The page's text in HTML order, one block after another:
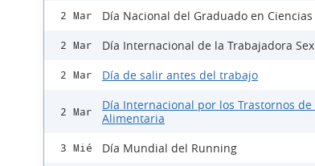
2 Mar Día Nacional del Graduado en Ciencias
2 Mar Día Internacional de la Trabajadora
2 Mar Día de salir antes del trabajo
2 Mar
Día Internacional por los Trastornos de
Alimentaria
3 Mié Día Mundial del Running